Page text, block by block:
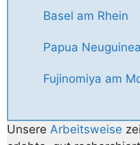
Basel am Rhein
Papua Neuguinea
Fujinomiya am
Unsere Arbeitsweise